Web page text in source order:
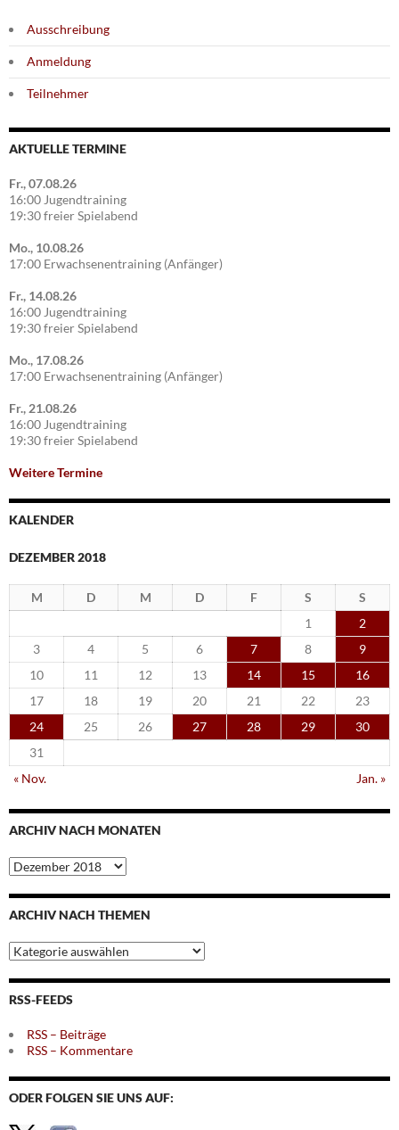
Ausschreibung
Anmeldung
Teilnehmer
AKTUELLE TERMINE
Fr., 07.08.26
16:00 Jugendtraining
19:30 freier Spielabend
Mo., 10.08.26
17:00 Erwachsenentraining (Anfänger)
Fr., 14.08.26
16:00 Jugendtraining
19:30 freier Spielabend
Mo., 17.08.26
17:00 Erwachsenentraining (Anfänger)
Fr., 21.08.26
16:00 Jugendtraining
19:30 freier Spielabend
Weitere Termine
KALENDER
DEZEMBER 2018
M D M D F S
S
1
2
3
4 5 6 7 8
9
10
11 12 13 14 15
16
17
18 19 20 21 22
23
24
25 26 27 28 29
30
31
« Nov.
Jan. »
ARCHIV NACH MONATEN
Archiv
nach
Monaten
ARCHIV NACH THEMEN
Archiv
nach
Themen
RSS-FEEDS
RSS – Beiträge
RSS – Kommentare
ODER FOLGEN SIE UNS AUF: